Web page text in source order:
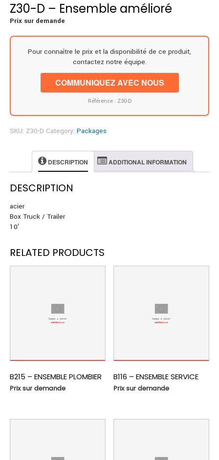
Z30-D – Ensemble amélioré
Prix sur demande
Pour connaître le prix et la disponibilité de ce produit,
contactez notre équipe.
COMMUNIQUEZ AVEC NOUS
Référence : Z30-D
SKU: Z30-D Category: Packages
DESCRIPTION ADDITIONAL INFORMATION
DESCRIPTION
acier
Box Truck / Trailer
10′
RELATED PRODUCTS
B215 – ENSEMBLE PLOMBIER
Prix sur demande
B116 – ENSEMBLE SERVICE
Prix sur demande